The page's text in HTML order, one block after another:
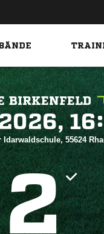
BIRKENFELD

Idarwaldschule, 55624
